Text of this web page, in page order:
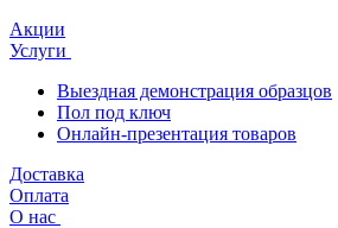
Акции
Услуги
Выездная демонстрация образцов
Пол под ключ
Онлайн-презентация товаров
Доставка
Оплата
О нас